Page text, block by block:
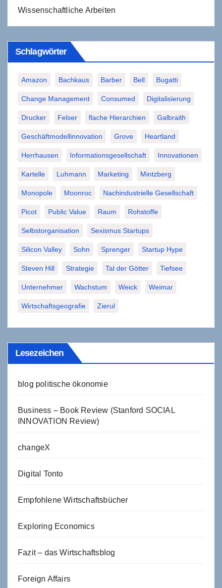
Wissenschaftliche Arbeiten
Schlagwörter
Amazon Bachkaus Barber Bell Bugatti
Change Management Consumed Digitalisierung
Drucker Felser flache Hierarchien Galbraith
Geschäftmodellinnovation Grove Heartland
Herrhausen Informationsgesellschaft Innovationen
Kartelle Luhmann Marketing Mintzberg
Monopole Moonroc Nachindustrielle Gesellschaft
Picot Public Value Raum Rohstoffe
Selbstorganisation Sexismus Startups
Silicon Valley Sohn Sprenger Startup Hype
Steven Hill Strategie Tal der Götter Tiefsee
Unternehmer Wachstum Weick Weimar
Wirtschaftsgeografie Zierul
Lesezeichen
blog politische ökonomie
Business – Book Review (Stanford SOCIAL
INNOVATION Review)
changeX
Digital Tonto
Empfohlene Wirtschaftsbücher
Exploring Economics
Fazit – das Wirtschaftsblog
Foreign Affairs